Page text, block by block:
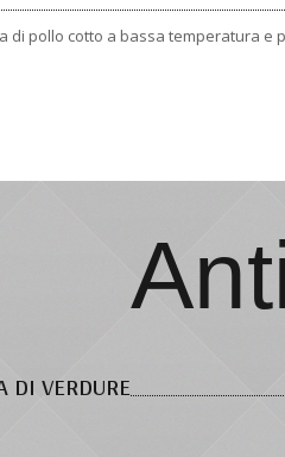
di pollo cotto a bassa temperatura
DI VERDURE